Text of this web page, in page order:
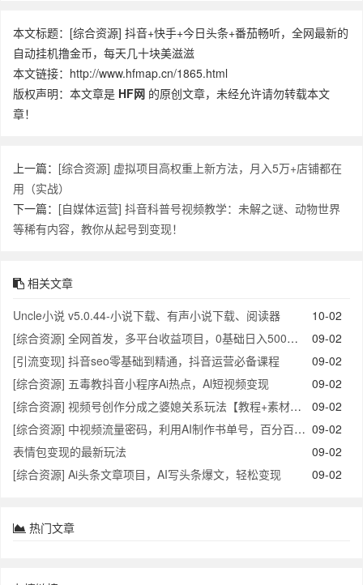
本文标题：[综合资源] 抖音+快手+今日头条+番茄畅听，全网最新的
自动挂机撸金币，每天几十块美滋滋
本文链接：http://www.hfmap.cn/1865.html
版权声明：本文章是 HF网 的原创文章，未经允许请勿转载本文
章！
上一篇： [综合资源] 虚拟项目高权重上新方法，月入5万+店铺都在
用（实战）
下一篇： [自媒体运营] 抖音科普号视频教学：未解之谜、动物世界
等稀有内容，教你从起号到变现！
相关文章
10-02
Uncle小说 v5.0.44-小说下载、有声小说下载、阅读器
09-02
[综合资源] 全网首发，多平台收益项目，0基础日入500多 ，保姆级教学实操落地【揭秘】
09-02
[引流变现] 抖音seo零基础到精通，抖音运营必备课程
09-02
[综合资源] 五毒教抖音小程序Ai热点，Al短视频变现
09-02
[综合资源] 视频号创作分成之婆媳关系玩法【教程+素材渠道】【揭秘】
09-02
[综合资源] 中视频流量密码，利用AI制作书单号，百分百原创，中视频 带书双收益，单日收益300多
09-02
表情包变现的最新玩法
09-02
[综合资源] Ai头条文章项目，AI写头条爆文，轻松变现
热门文章